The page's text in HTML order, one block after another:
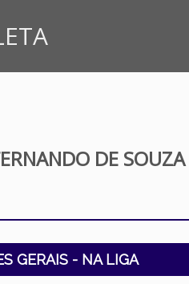
DE SOUZA
GERAIS - NA LIGA